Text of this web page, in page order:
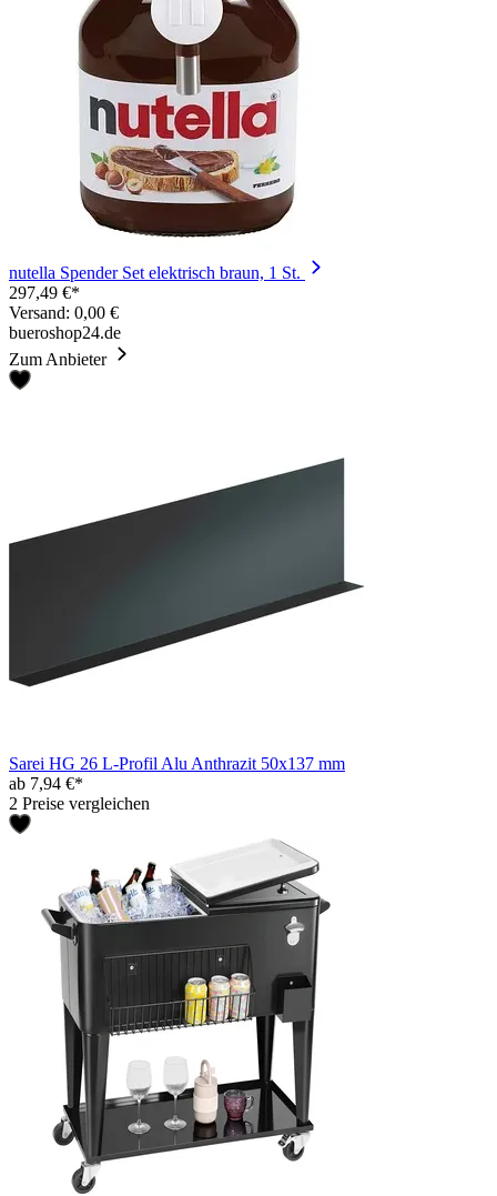
nutella Spender Set elektrisch braun, 1 St.
297,49 €*
Versand: 0,00 €
bueroshop24.de
Zum Anbieter
Sarei HG 26 L-Profil Alu Anthrazit 50x137 mm
ab 7,94 €*
2 Preise vergleichen